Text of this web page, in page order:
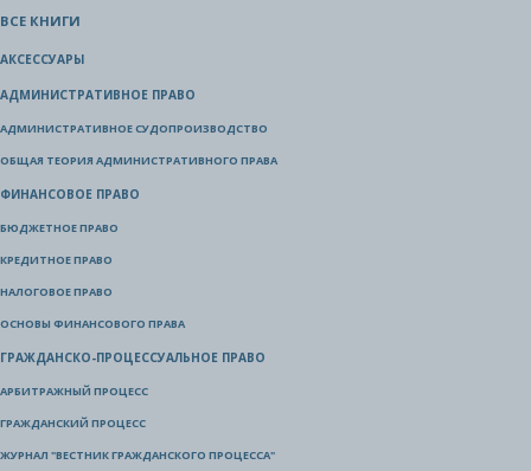
ВСЕ КНИГИ
АКСЕССУАРЫ
АДМИНИСТРАТИВНОЕ ПРАВО
АДМИНИСТРАТИВНОЕ СУДОПРОИЗВОДСТВО
ОБЩАЯ ТЕОРИЯ АДМИНИСТРАТИВНОГО ПРАВА
ФИНАНСОВОЕ ПРАВО
БЮДЖЕТНОЕ ПРАВО
КРЕДИТНОЕ ПРАВО
НАЛОГОВОЕ ПРАВО
ОСНОВЫ ФИНАНСОВОГО ПРАВА
ГРАЖДАНСКО-ПРОЦЕССУАЛЬНОЕ ПРАВО
АРБИТРАЖНЫЙ ПРОЦЕСС
ГРАЖДАНСКИЙ ПРОЦЕСС
ЖУРНАЛ "ВЕСТНИК ГРАЖДАНСКОГО ПРОЦЕССА"